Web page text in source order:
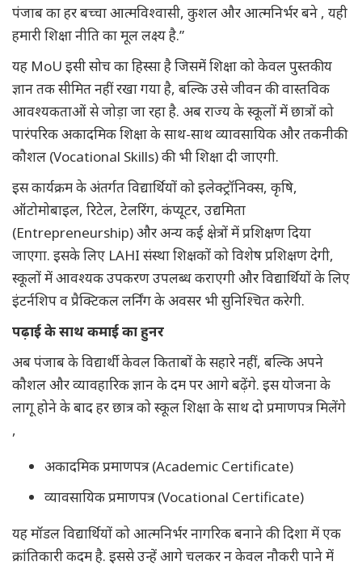
पंजाब का हर बच्चा आत्मविश्वासी, कुशल और आत्मनिर्भर बने , यही
हमारी शिक्षा नीति का मूल लक्ष्य है.”
यह MoU इसी सोच का हिस्सा है जिसमें शिक्षा को केवल पुस्तकीय
ज्ञान तक सीमित नहीं रखा गया है, बल्कि उसे जीवन की वास्तविक
आवश्यकताओं से जोड़ा जा रहा है. अब राज्य के स्कूलों में छात्रों को
पारंपरिक अकादमिक शिक्षा के साथ-साथ व्यावसायिक और तकनीकी
कौशल (Vocational Skills) की भी शिक्षा दी जाएगी.
इस कार्यक्रम के अंतर्गत विद्यार्थियों को इलेक्ट्रॉनिक्स, कृषि,
ऑटोमोबाइल, रिटेल, टेलरिंग, कंप्यूटर, उद्यमिता
(Entrepreneurship) और अन्य कई क्षेत्रों में प्रशिक्षण दिया
जाएगा. इसके लिए LAHI संस्था शिक्षकों को विशेष प्रशिक्षण देगी,
स्कूलों में आवश्यक उपकरण उपलब्ध कराएगी और विद्यार्थियों के लिए
इंटर्नशिप व प्रैक्टिकल लर्निंग के अवसर भी सुनिश्चित करेगी.
पढ़ाई के साथ कमाई का हुनर
अब पंजाब के विद्यार्थी केवल किताबों के सहारे नहीं, बल्कि अपने
कौशल और व्यावहारिक ज्ञान के दम पर आगे बढ़ेंगे. इस योजना के
लागू होने के बाद हर छात्र को स्कूल शिक्षा के साथ दो प्रमाणपत्र मिलेंगे
,
अकादमिक प्रमाणपत्र (Academic Certificate)
व्यावसायिक प्रमाणपत्र (Vocational Certificate)
यह मॉडल विद्यार्थियों को आत्मनिर्भर नागरिक बनाने की दिशा में एक
क्रांतिकारी कदम है. इससे उन्हें आगे चलकर न केवल नौकरी पाने में